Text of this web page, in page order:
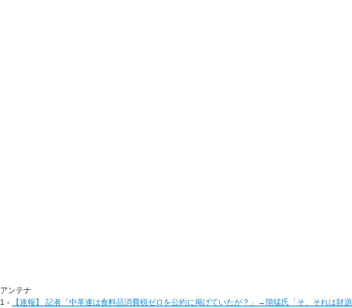
アンテナ
1 -
【速報】 記者「中革連は食料品消費税ゼロを公約に掲げていたが？」→階猛氏「そ、それは財源